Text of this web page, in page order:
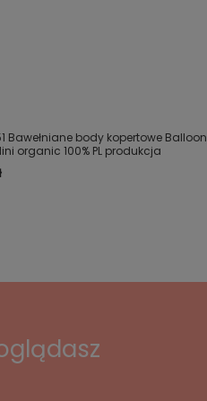
Bawełniane body kopertowe Balloon
organic 100% PL produkcja